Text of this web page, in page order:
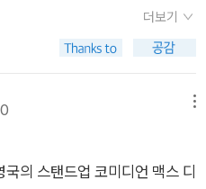
것은 아니다. 동네 합창 동호회
왠지 모르게 벅차오르는 고양
안고 귀가하기도 하며, 오랫동
를 나눠보지 않았던 친구에게
고백했다가 어색함에 몸부림
는 이 교차로에 다만 변치 않
다. 남성 독자들에게 자신의 대
들에게는 주변 남자의 속마음
를 제공한다.왜 남자들끼리 있
일상을 셀프 폭로하는 ‘웃픈’
혼을 앞두고 신랑의 들러리를
켜 본다. 그런데 마주한 한 가
베스트 남사친’이 있었던가?
더보기
의 스탠드업 코미디언 맥스 디